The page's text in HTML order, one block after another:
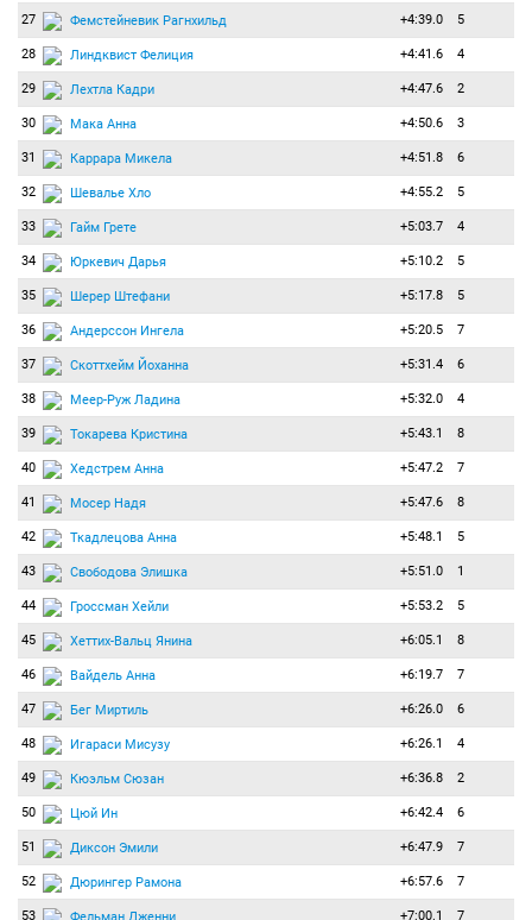
27 Фемстейневик Рагнхильд +4:39.0 5
28 Линдквист Фелиция +4:41.6 4
29 Лехтла Кадри +4:47.6 2
30 Мака Анна +4:50.6 3
31 Каррара Микела +4:51.8 6
32 Шевалье Хло +4:55.2 5
33 Гайм Грете +5:03.7 4
34 Юркевич Дарья +5:10.2 5
35 Шерер Штефани +5:17.8 5
36 Андерссон Ингела +5:20.5 7
37 Скоттхейм Йоханна +5:31.4 6
38 Меер-Руж Ладина +5:32.0 4
39 Токарева Кристина +5:43.1 8
40 Хедстрем Анна +5:47.2 7
41 Мосер Надя +5:47.6 8
42 Ткадлецова Анна +5:48.1 5
43 Свободова Элишка +5:51.0 1
44 Гроссман Хейли +5:53.2 5
45 Хеттих-Вальц Янина +6:05.1 8
46 Вайдель Анна +6:19.7 7
47 Бег Миртиль +6:26.0 6
48 Игараси Мисузу +6:26.1 4
49 Кюэльм Сюзан +6:36.8 2
50 Цюй Ин +6:42.4 6
51 Диксон Эмили +6:47.9 7
52 Дюрингер Рамона +6:57.6 7
53 Фельман Дженни +7:00.1 7